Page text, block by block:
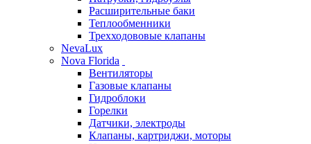
Расширительные баки
Теплообменники
Трехходововые клапаны
NevaLux
Nova Florida
Вентиляторы
Газовые клапаны
Гидроблоки
Горелки
Датчики, электроды
Клапаны, картриджи, моторы